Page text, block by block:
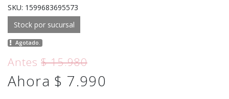
SKU: 1599683695573
Stock por sucursal
Agotado.
Antes$ 15.980
Ahora $ 7.990